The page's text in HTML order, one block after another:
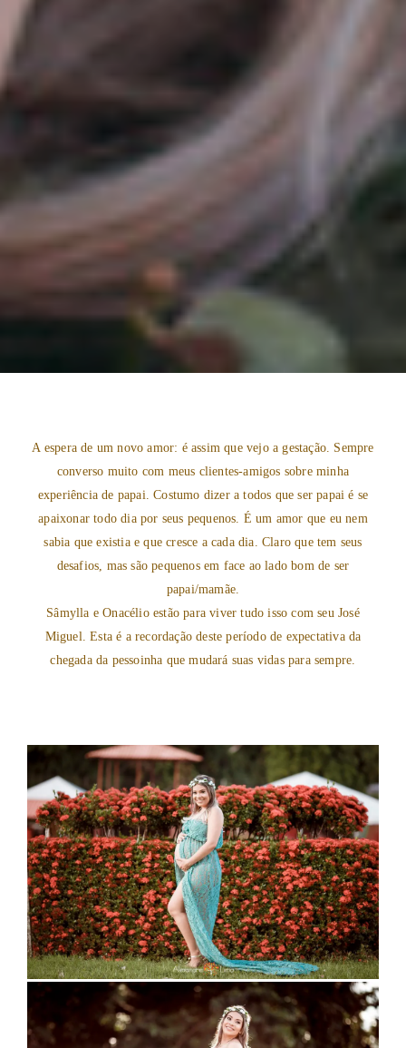
A espera de um novo amor: é assim que vejo a gestação. Sempre
converso muito com meus clientes-amigos sobre minha
experiência de papai. Costumo dizer a todos que ser papai é se
apaixonar todo dia por seus pequenos. É um amor que eu nem
sabia que existia e que cresce a cada dia. Claro que tem seus
desafios, mas são pequenos em face ao lado bom de ser
papai/mamãe.
Sâmylla e Onacélio estão para viver tudo isso com seu José
Miguel. Esta é a recordação deste período de expectativa da
chegada da pessoinha que mudará suas vidas para sempre.